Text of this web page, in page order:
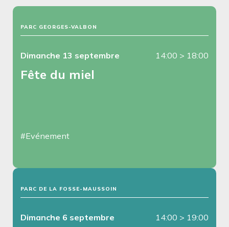
PARC GEORGES-VALBON
Dimanche 13 septembre 14:00 > 18:00
Fête du miel
#Evénement
PARC DE LA FOSSE-MAUSSOIN
Dimanche 6 septembre 14:00 > 19:00